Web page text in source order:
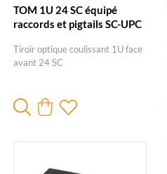
TOM 1U 24 SC équipé
raccords et pigtails SC-UPC
Tiroir optique coulissant 1U face
avant 24 SC